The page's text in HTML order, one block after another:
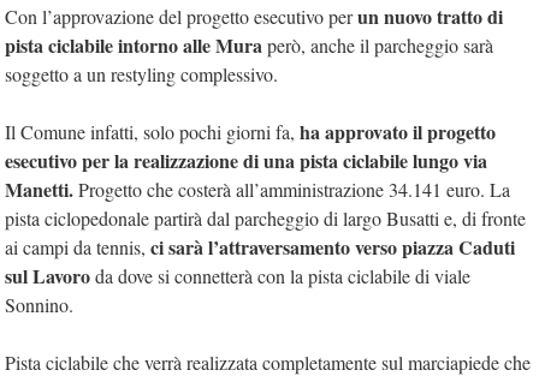
Con l’approvazione del progetto esecutivo perun nuovo tratto di
pista ciclabile intorno alle Muraperò, anche il parcheggio sarà
soggetto a un restyling complessivo.
Il Comune infatti, solo pochi giorni fa, ha approvato il progetto
esecutivo per la realizzazione di una pista ciclabile lungo via
Manetti.Progetto che costerà all’amministrazione 34.141 euro. La
pista ciclopedonale partirà dal parcheggio di largo Busatti e, di fronte
ai campi da tennis, ci sarà l’attraversamento verso piazza Caduti
sul Lavoroda dove si connetterà con la pista ciclabile di viale
Sonnino.
Pista ciclabile che verrà realizzata completamente sul marciapiede che